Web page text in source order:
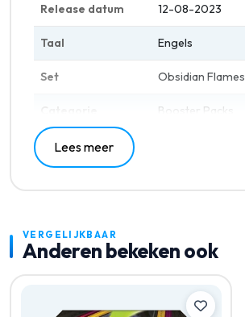
Release datum 12-08-2023
Taal Engels
Set Obsidian Flames
Booster Packs
Lees meer
VERGELIJKBAAR
Anderen bekeken ook